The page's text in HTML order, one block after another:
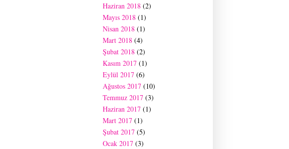
Haziran 2018 (2)
Mayıs 2018 (1)
Nisan 2018 (1)
Mart 2018 (4)
Şubat 2018 (2)
Kasım 2017 (1)
Eylül 2017 (6)
Ağustos 2017 (10)
Temmuz 2017 (3)
Haziran 2017 (1)
Mart 2017 (1)
Şubat 2017 (5)
Ocak 2017 (3)